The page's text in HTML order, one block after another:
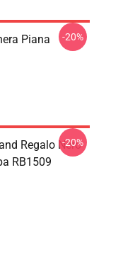
Piana
-20%
Regalo Nero
RB1509
-20%